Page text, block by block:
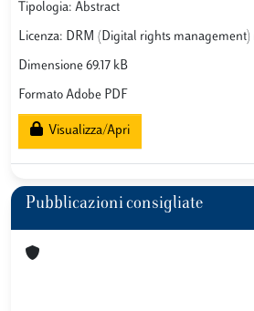
Tipologia: Abstract
Licenza: DRM (Digital rights
Dimensione 69.17 kB
Formato Adobe PDF
Visualizza/Apri
Pubblicazioni consigliate